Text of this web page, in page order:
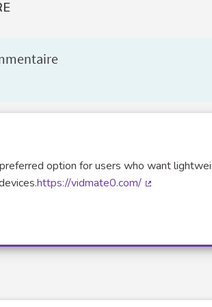
option for users who want
https://vidmate0.com/